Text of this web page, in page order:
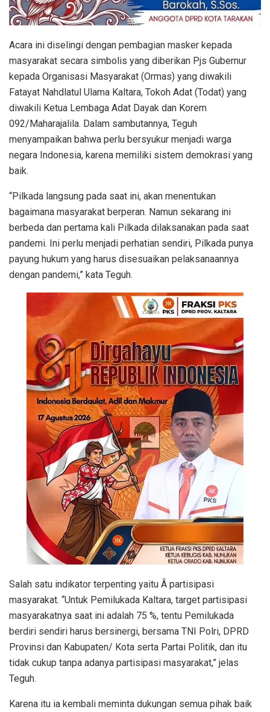
Acara ini diselingi dengan pembagian masker kepada
masyarakat secara simbolis yang diberikan Pjs Gubernur
kepada Organisasi Masyarakat (Ormas) yang diwakili
Fatayat Nahdlatul Ulama Kaltara, Tokoh Adat (Todat) yang
diwakili Ketua Lembaga Adat Dayak dan Korem
092/Maharajalila. Dalam sambutannya, Teguh
menyampaikan bahwa perlu bersyukur menjadi warga
negara Indonesia, karena memiliki sistem demokrasi yang
baik.
“Pilkada langsung pada saat ini, akan menentukan
bagaimana masyarakat berperan. Namun sekarang ini
berbeda dan pertama kali Pilkada dilaksanakan pada saat
pandemi. Ini perlu menjadi perhatian sendiri, Pilkada punya
payung hukum yang harus disesuaikan pelaksanaannya
dengan pandemi,” kata Teguh.
Salah satu indikator terpenting yaitu Â partisipasi
masyarakat. “Untuk Pemilukada Kaltara, target partisipasi
masyarakatnya saat ini adalah 75 %, tentu Pemilukada
berdiri sendiri harus bersinergi, bersama TNI Polri, DPRD
Provinsi dan Kabupaten/ Kota serta Partai Politik, dan itu
tidak cukup tanpa adanya partisipasi masyarakat,” jelas
Teguh.
Karena itu ia kembali meminta dukungan semua pihak baik